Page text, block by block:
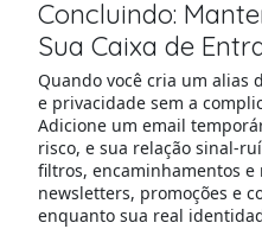
Concluindo:
Sua Caixa de
Quando você cria um alias
e privacidade sem a
Adicione um email
risco, e sua relação sinal-
filtros, encaminhamentos e
newsletters, promoções e
enquanto sua real